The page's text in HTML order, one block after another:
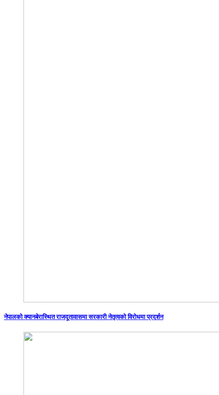
नेपालको क्यानबेरास्थित राजदूतावासमा सरकारी नेतृत्वको विरोधमा प्रदर्शन